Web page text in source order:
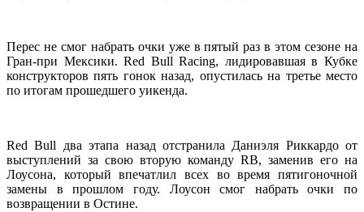
Перес не смог набрать очки уже в пятый раз в этом сезоне на
Гран-при Мексики. Red Bull Racing, лидировавшая в Кубке
конструкторов пять гонок назад, опустилась на третье место
по итогам прошедшего уикенда.
Red Bull два этапа назад отстранила Даниэля Риккардо от
выступлений за свою вторую команду RB, заменив его на
Лоусона, который впечатлил всех во время пятигоночной
замены в прошлом году. Лоусон смог набрать очки по
возвращении в Остине.